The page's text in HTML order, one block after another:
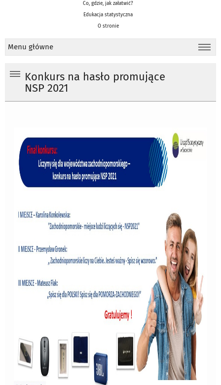
Co, gdzie, jak załatwić?
Edukacja statystyczna
O stronie
Menu główne
Konkurs na hasło promujące
NSP 2021